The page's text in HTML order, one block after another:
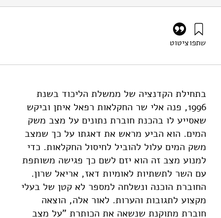
שתפוציטוט
בתחילת הקדנציה של ממשלת הליכוד בשנת
1996, פנה אלי שר החקלאות רפאל איתן וביקש
שאסייע לו בהכנת חוברת נתונים על מצב משק
המים. הוא הביע מראש את דאגתו על כך שמצב
משק המים עלול להוביל לחיסול החקלאות. כדי
למנוע מצב זה הוא יזם לשם כך פגישה משותפת
עם השר לתשתיות לאומיות דאז, אריאל שרון.
החוברת הוכנה ונשלחה למספר לא קטן של בעלי
מקצוע לתגובות והערות. לאור אלה, הוצאה
חוברת מתוקנת שנשאה את הכותרת "על מצב